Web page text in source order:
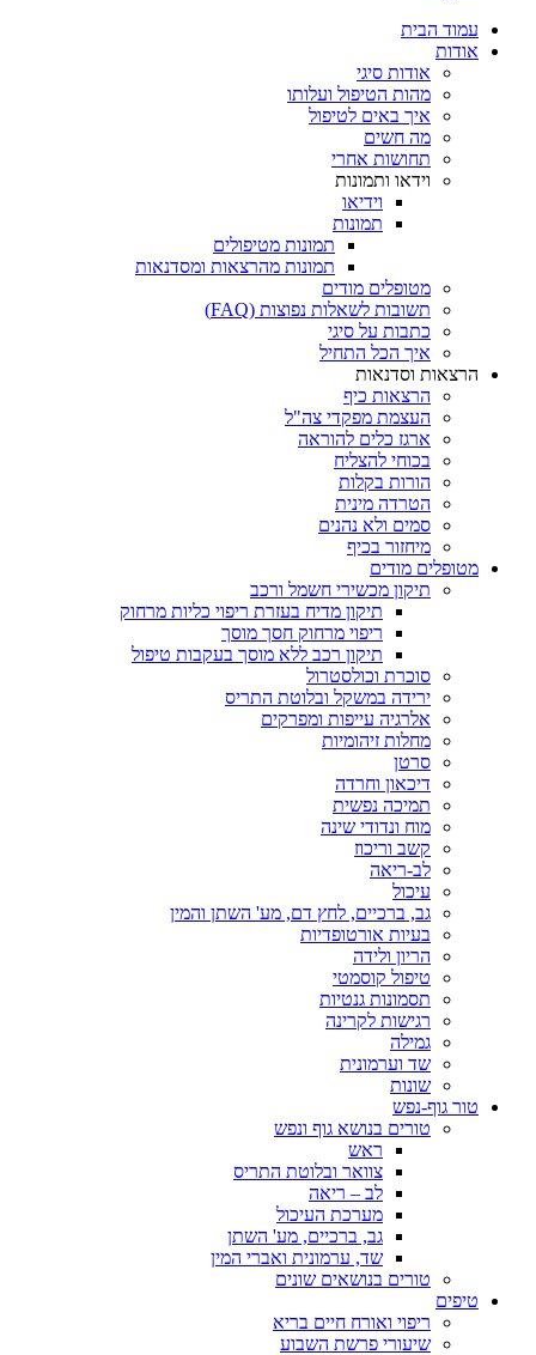
עמוד הבית
אודות
אודות סיגי
מהות הטיפול ועלותו
איך באים לטיפול
מה חשים
תחושות אחרי
וידאו ותמונות
וידיאו
תמונות
תמונות מטיפולים
תמונות מהרצאות ומסדנאות
מטופלים מודים
תשובות לשאלות נפוצות (FAQ)
כתבות על סיגי
איך הכל התחיל
הרצאות וסדנאות
הרצאות כיף
העצמת מפקדי צה"ל
ארגז כלים להוראה
בכוחי להצליח
הורות בקלות
הטרדה מינית
סמים ולא נהנים
מיחזור בכיף
מטופלים מודים
תיקון מכשירי חשמל ורכב
תיקון מדיח בעזרת ריפוי כליות מרחוק
ריפוי מרחוק חסך מוסך
תיקון רכב ללא מוסך בעקבות טיפול
סוכרת וכולסטרול
ירידה במשקל ובלוטת התריס
אלרגיה עייפות ומפרקים
מחלות זיהומיות
סרטן
דיכאון וחרדה
תמיכה נפשית
מוח ונדודי שינה
קשב וריכוז
לב-ריאה
עיכול
גב, ברכיים, לחץ דם, מע' השתן והמין
בעיות אורטופדיות
הריון ולידה
טיפול קוסמטי
תסמונות גנטיות
רגישות לקרינה
גמילה
שד וערמונית
שונות
טור גוף-נפש
טורים בנושא גוף ונפש
ראש
צוואר ובלוטת התריס
לב – ריאה
מערכת העיכול
גב, ברכיים, מע' השתן
שד, ערמונית ואברי המין
טורים בנושאים שונים
טיפים
ריפוי ואורח חיים בריא
שיעורי פרשת השבוע